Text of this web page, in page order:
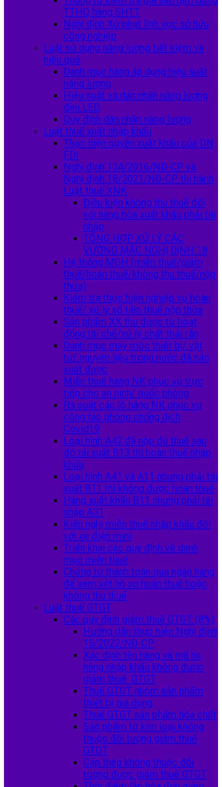
TTHQ hàng SHTT
Nghị định Xử phạt lĩnh vực sở hữu
công nghiệp
Luật sử dụng năng lượng tiết kiệm và
hiệu quả
Danh mục hàng áp dụng hiệu suất
nặng lượng
Hiệu suất và dán nhãn năng lượng
đèn LED
Quy định dán nhãn năng lượng
Luật thuế xuất nhập khẩu
Thực hiện quyền xuất khẩu của DN
FDI
Nghị định 134/2016/NĐ-CP và
Nghị định 18/2021/NĐ-CP thi hành
Luật thuế XNK
Điều kiện không thu thuế đối
với hàng hóa xuất khẩu phải tái
nhập
TỔNG HỢP XỬ LÝ CÁC
VƯỚNG MẮC NGHỊ ĐỊNH 18
Hệ thống MGH (miễn thuế/giảm
thuế/hoàn thuế/không thu thuế/nộp
thừa)
Kiểm tra thực hiện nghiệp vụ hoàn
thuế/ xử lý số tiền thuế nộp thừa
Sản phẩm XK thu được từ hoạt
động tái chế/xử lý chất thải rắn
Danh mục máy móc thiết bị/ vật
tư/ nguyên liệu trong nước đã sản
xuất được
Miễn thuế hàng NK phục vụ trực
tiếp cho an ninh/ quốc phòng
Rà soát các lô hàng NK phục vụ
công tác phòng chống dịch
Covid19
Loại hình A42 đã nộp đủ thuế sau
đó tái xuất B13 thì hoàn thuế nhập
khẩu
Loại hình A41 và A11 nhưng phải tái
xuất B11 thì không được hoàn thuế
Hàng xuất khẩu B11 nhưng phải tái
nhập A31
Kiến nghị miễn thuế nhập khẩu đối
với xe điện mini
Triển khai các quy định về danh
mục miễn thuế
Chứng từ thanh toán qua ngân hàng
để xem xét hồ sơ hoàn thuế hoặc
không thu thuế
Luật thuế GTGT
Các quy định giảm thuế GTGT (8%)
Hướng dẫn thực hiện Nghị định
15/2022/NĐ-CP
Xác định tên hàng và mã hs
hàng nhập khẩu không được
giảm thuế GTGT
Thuế GTGT nhóm sản phẩm
thiết bị gia dụng
Thuế GTGT sản phẩm hóa chất
Sản phẩm từ kim loại không
thuộc đối tượng giảm thuế
GTGT
Cáp thép không thuộc đối
tượng được giảm thuế GTGT